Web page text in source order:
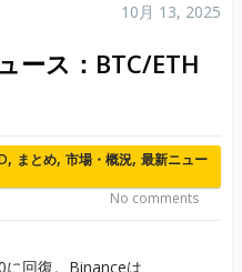
10月 13, 2025
ース：BTC/ETH
, まとめ, 市場・概況, 最新ニュー
No comments